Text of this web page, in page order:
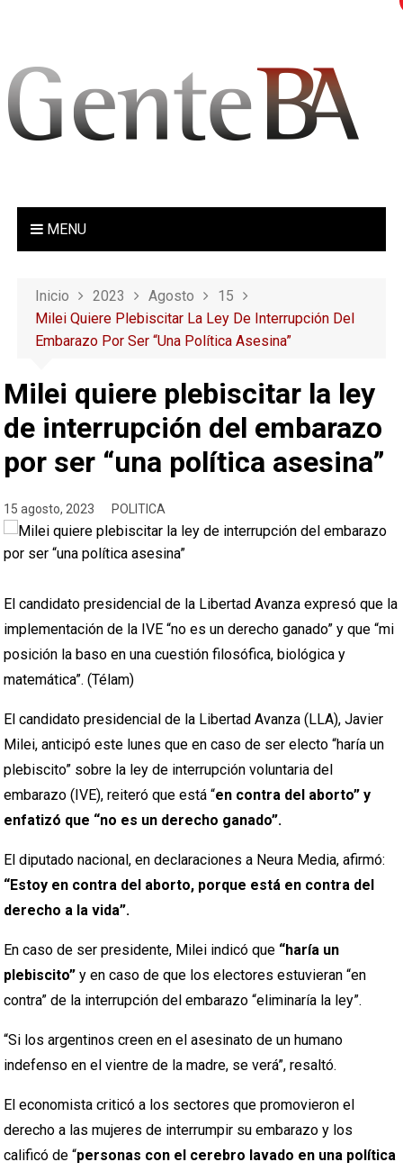
MENU
Inicio 2023 Agosto
15
Milei Quiere Plebiscitar La Ley De Interrupción Del
Embarazo Por Ser “una Política Asesina”
Milei quiere plebiscitar la ley
de interrupción del embarazo
por ser “una política asesina”
15 agosto, 2023 POLITICA
El candidato presidencial de la Libertad Avanza expresó que la
implementación de la IVE “no es un derecho ganado” y que “mi
posición la baso en una cuestión filosófica, biológica y
matemática”. (Télam)
El candidato presidencial de la Libertad Avanza (LLA), Javier
Milei, anticipó este lunes que en caso de ser electo “haría un
plebiscito” sobre la ley de interrupción voluntaria del
embarazo (IVE), reiteró que está “en contra del aborto” y
enfatizó que “no es un derecho ganado”.
El diputado nacional, en declaraciones a Neura Media, afirmó:
“Estoy en contra del aborto, porque está en contra del
derecho a la vida”.
En caso de ser presidente, Milei indicó que “haría un
plebiscito” y en caso de que los electores estuvieran “en
contra” de la interrupción del embarazo “eliminaría la ley”.
“Si los argentinos creen en el asesinato de un humano
indefenso en el vientre de la madre, se verá”, resaltó.
El economista criticó a los sectores que promovieron el
derecho a las mujeres de interrumpir su embarazo y los
calificó de “personas con el cerebro lavado en una política